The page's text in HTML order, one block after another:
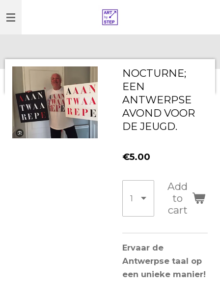
to
main
NOCTURNE;
EEN
ANTWERPSE
AVOND VOOR
DE JEUGD.
€5.00
Add
to
cart
Ervaar de
Antwerpse taal op
een unieke manier!